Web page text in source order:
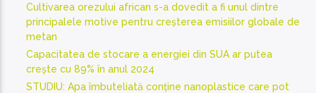
Cultivarea orezului african s-a dovedit a fi unul dintre
principalele motive pentru creșterea emisiilor globale de
metan
Capacitatea de stocare a energiei din SUA ar putea
crește cu 89% în anul 2024
STUDIU: Apa îmbuteliată conține nanoplastice care pot